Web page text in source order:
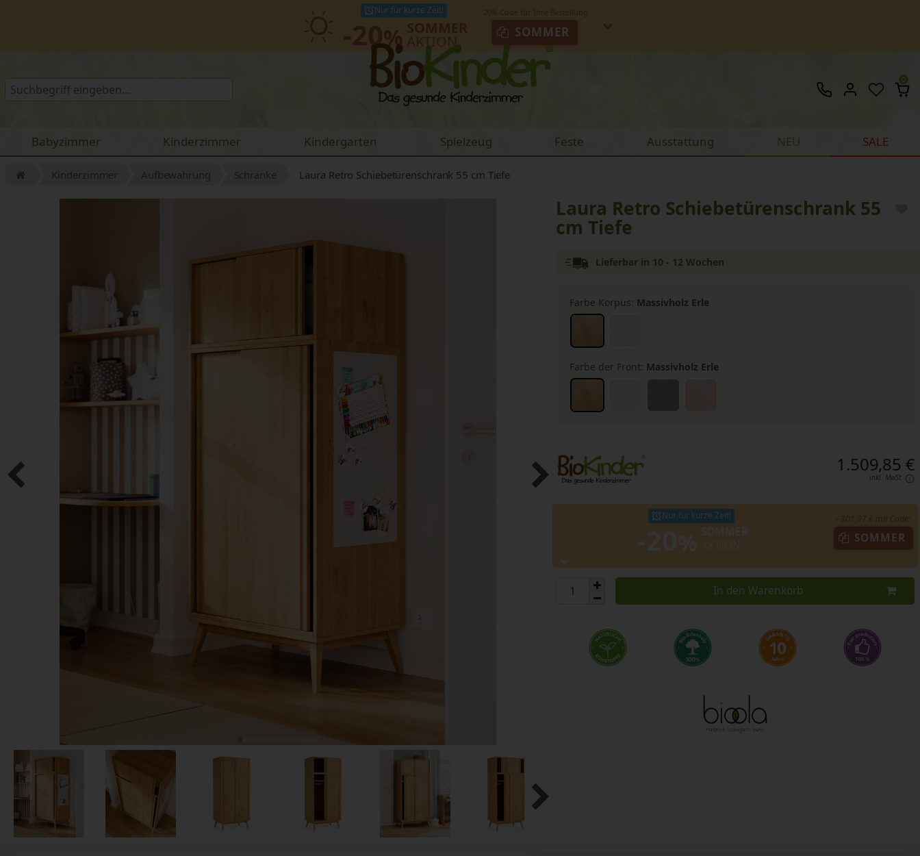
Nur für kurze Zeit!
-20% AKTION
SOMMER
0
Babyzimmer Kinderzimmer Kindergarten Spielzeug Feste Ausstattung NEU SALE
Kinderzimmer Aufbewahrung Schränke Laura Retro Schiebetürenschrank 55 cm Tiefe
Laura Retro Schiebetürenschrank 55
cm Tiefe
Lieferbar in 10 - 12 Wochen
Farbe Korpus: Massivholz Erle
Farbe der Front: Massivholz Erle
1.509,85 €
inkl. MwSt.
Nur für kurze Zeit!
SOMMER
In den Warenkorb